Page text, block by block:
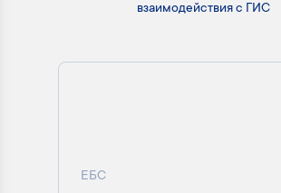
взаимодействия с ГИС
ЕБС